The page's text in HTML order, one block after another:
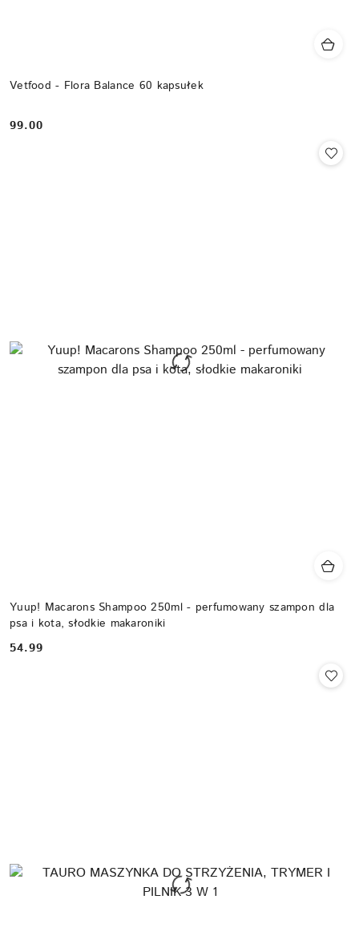
Vetfood - Flora Balance 60 kapsułek
Cena:
99.00
Yuup! Macarons Shampoo 250ml - perfumowany szampon dla
psa i kota, słodkie makaroniki
Cena:
54.99